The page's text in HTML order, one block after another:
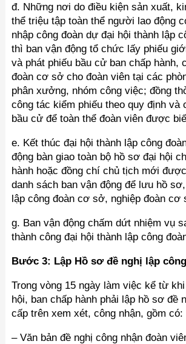
đ. Những nơi do điều kiện sản xuất,
thể triệu tập toàn thể người lao động
nhập công đoàn dự đại hội thành lập
thì ban vận động tổ chức lấy phiếu
và phát phiếu bầu cử ban chấp hành,
đoàn cơ sở cho đoàn viên tại các
phân xưởng, nhóm công việc; đồng
công tác kiểm phiếu theo quy định và
bầu cử để toàn thể đoàn viên được
e. Kết thúc đại hội thành lập công
động bàn giao toàn bộ hồ sơ đại hội
hành hoặc đồng chí chủ tịch mới
danh sách ban vận động để lưu hồ
lập công đoàn cơ sở, nghiệp đoàn cơ
g. Ban vận động chấm dứt nhiệm vụ
thành công đại hội thành lập công
Bước 3: Lập Hồ sơ đề nghị lập
Trong vòng 15 ngày làm việc kể từ
hội, ban chấp hành phải lập hồ sơ đề
cấp trên xem xét, công nhận, gồm có:
– Văn bản đề nghị công nhận đoàn